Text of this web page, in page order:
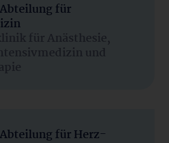
für
für Anästhesie,
und
für Herz-